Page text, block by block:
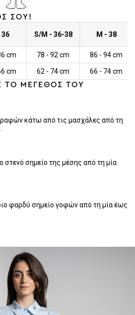
ΣΟΥ!
36 S/M - 36-38 M - 38
cm 78 - 92 cm 86 - 94 cm
cm 62 - 74 cm
66 - 74 cm
ΤΟ ΜΕΓΕΘΟΣ ΤΟΥ
κάτω από τις μασχάλες από τη
στενό σημείο της μέσης από τη μία
φαρδύ σημείο γοφών από τη μία έως